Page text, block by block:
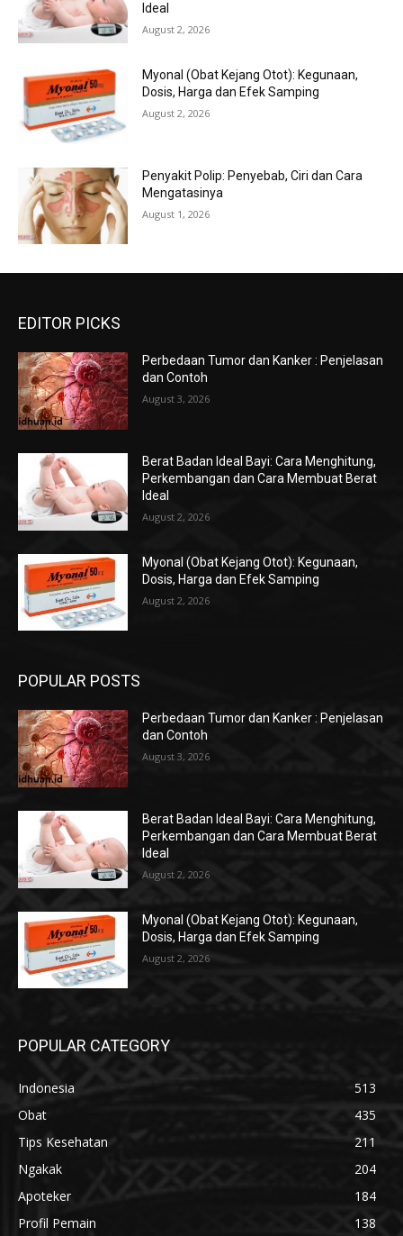
Ideal
August 2, 2026
Myonal (Obat Kejang Otot): Kegunaan,
Dosis, Harga dan Efek Samping
August 2, 2026
Penyakit Polip: Penyebab, Ciri dan Cara
Mengatasinya
August 1, 2026
EDITOR PICKS
Perbedaan Tumor dan Kanker : Penjelasan
dan Contoh
August 3, 2026
Berat Badan Ideal Bayi: Cara Menghitung,
Perkembangan dan Cara Membuat Berat
Ideal
August 2, 2026
Myonal (Obat Kejang Otot): Kegunaan,
Dosis, Harga dan Efek Samping
August 2, 2026
POPULAR POSTS
Perbedaan Tumor dan Kanker : Penjelasan
dan Contoh
August 3, 2026
Berat Badan Ideal Bayi: Cara Menghitung,
Perkembangan dan Cara Membuat Berat
Ideal
August 2, 2026
Myonal (Obat Kejang Otot): Kegunaan,
Dosis, Harga dan Efek Samping
August 2, 2026
POPULAR CATEGORY
Indonesia
513
Obat
435
Tips Kesehatan
211
Ngakak
204
Apoteker
184
Profil Pemain
138